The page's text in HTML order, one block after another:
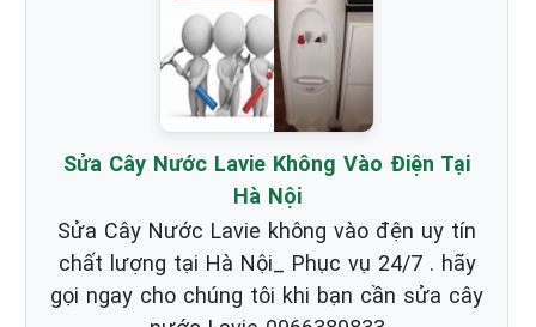
Sửa Cây Nước Lavie Không Vào Điện Tại
Hà Nội
Sửa Cây Nước Lavie không vào đện uy tín
chất lượng tại Hà Nội_ Phục vụ 24/7 . hãy
gọi ngay cho chúng tôi khi bạn cần sửa cây